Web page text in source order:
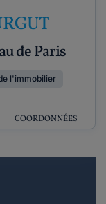
de Paris
l'immobilier
COORDONNÉES